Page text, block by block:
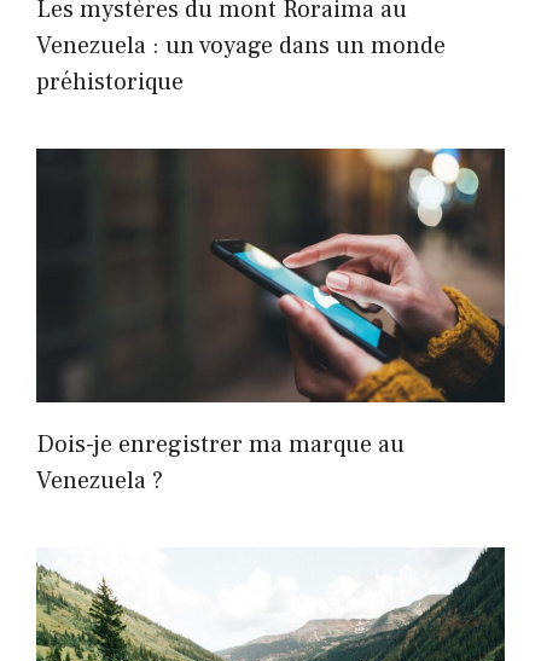
Les mystères du mont Roraima au
Venezuela : un voyage dans un monde
préhistorique
Dois-je enregistrer ma marque au
Venezuela ?